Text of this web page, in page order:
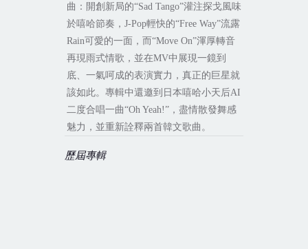
曲：開創新局的“Sad Tango”灌注探戈風味
於嘻哈節奏， J-Pop輕快的“Free Way”流露
Rain可愛的一面，而“Move On”渾厚轉音
再現雨式情歌，並在MV中展現一鏡到
底、一氣呵成的表演實力，真正的巨星就
該如此。專輯中還邀到日本嘻哈小天后AI
二度合唱一曲“Oh Yeah!”，盡情散發舞感
魅力，並重新詮釋兩首韓文歌曲。
歷屆專輯